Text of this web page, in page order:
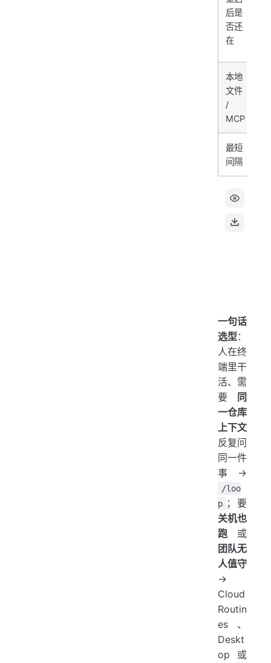
后是
否还
在
本地
文件
/
MCP
最短
间隔
一句话
选型：
人在终
端里干
活、需
要
同
一仓库
上下文
反复问
同一件
事 →
/loo
p ；要
关机也
跑
或
团队无
人值守
→
Cloud
Routin
es、
Deskt
op 或